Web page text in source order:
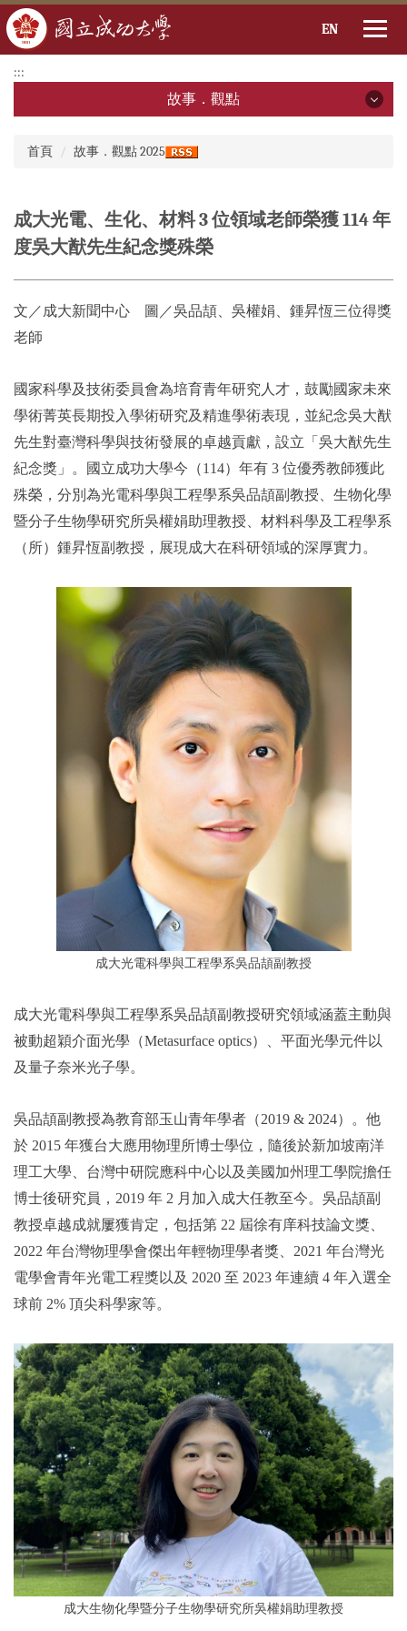
到
要
EN
:::
故事．觀點
2025年
2024年
2022年
2020年
2019年
首頁
故事．觀點 2025
成大光電、生化、材料 3 位領域老師榮獲 114 年
度吳大猷先生紀念獎殊榮
文／成大新聞中心 圖／吳品頡、 吳權娟、 鍾昇恆三位得獎
老師
國家科學及技術委員會為培育青年研究人才，鼓勵國家未來
學術菁英長期投入學術研究及精進學術表現，並紀念吳大猷
先生對臺灣科學與技術發展的卓越貢獻，設立「吳大猷先生
紀念獎」。國立成功大學今（114）年有 3 位優秀教師獲此
殊榮，分別為光電科學與工程學系吳品頡副教授、生物化學
暨分子生物學研究所吳權娟助理教授、材料科學及工程學系
（所）鍾昇恆副教授，展現成大在科研領域的深厚實力。
成大光電科學與工程學系吳品頡副教授
成大光電科學與工程學系吳品頡副教授研究領域涵蓋主動與
被動超穎介面光學（Metasurface optics）、平面光學元件以
及量子奈米光子學。
吳品頡副教授為教育部玉山青年學者（2019 & 2024）。他
於 2015 年獲台大應用物理所博士學位，隨後於新加坡南洋
理工大學、台灣中研院應科中心以及美國加州理工學院擔任
博士後研究員，2019 年 2 月加入成大任教至今。吳品頡副
教授卓越成就屢獲肯定，包括第 22 屆徐有庠科技論文獎、
2022 年台灣物理學會傑出年輕物理學者獎、2021 年台灣光
電學會青年光電工程獎以及 2020 至 2023 年連續 4 年入選全
球前 2% 頂尖科學家等。
成大生物化學暨分子生物學研究所吳權娟助理教授